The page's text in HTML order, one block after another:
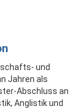
und
Jahren als
Abschluss an
Anglistik und